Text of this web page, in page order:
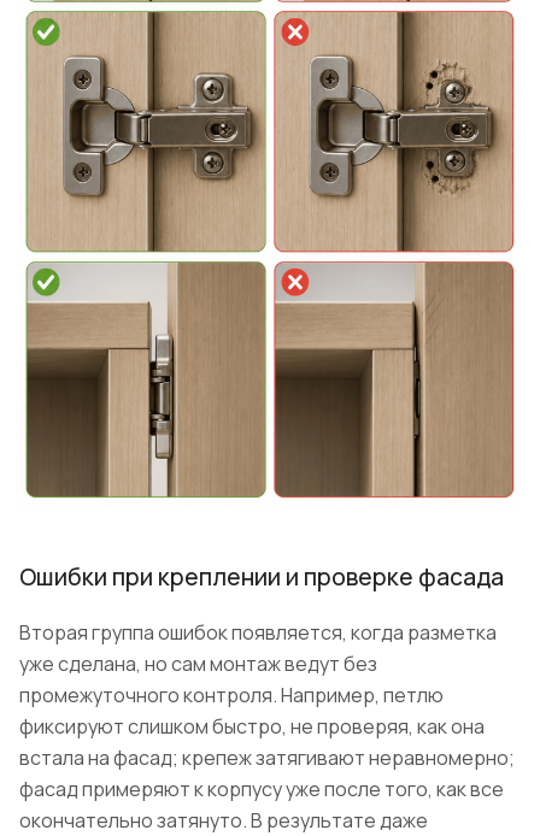
Ошибки при креплении и проверке фасада
Вторая группа ошибок появляется, когда разметка
уже сделана, но сам монтаж ведут без
промежуточного контроля. Например, петлю
фиксируют слишком быстро, не проверяя, как она
встала на фасад; крепеж затягивают неравномерно;
фасад примеряют к корпусу уже после того, как все
окончательно затянуто. В результате даже